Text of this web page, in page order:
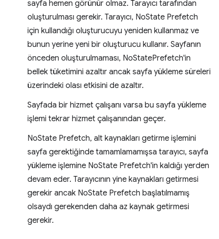
sayfa hemen görünür olmaz. Tarayıcı tarafından
oluşturulması gerekir. Tarayıcı, NoState Prefetch
için kullandığı oluşturucuyu yeniden kullanmaz ve
bunun yerine yeni bir oluşturucu kullanır. Sayfanın
önceden oluşturulmaması, NoStatePrefetch'in
bellek tüketimini azaltır ancak sayfa yükleme süreleri
üzerindeki olası etkisini de azaltır.
Sayfada bir hizmet çalışanı varsa bu sayfa yükleme
işlemi tekrar hizmet çalışanından geçer.
NoState Prefetch, alt kaynakları getirme işlemini
sayfa gerektiğinde tamamlamamışsa tarayıcı, sayfa
yükleme işlemine NoState Prefetch'in kaldığı yerden
devam eder. Tarayıcının yine kaynakları getirmesi
gerekir ancak NoState Prefetch başlatılmamış
olsaydı gerekenden daha az kaynak getirmesi
gerekir.